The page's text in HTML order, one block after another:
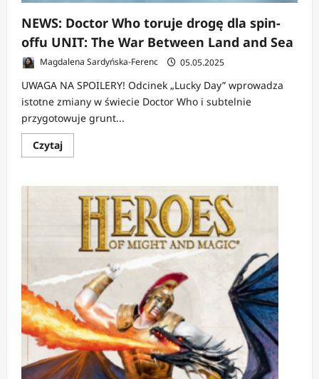
NEWS: Doctor Who toruje drogę dla spin-
offu UNIT: The War Between Land and Sea
Magdalena Sardyńska-Ferenc 05.05.2025
UWAGA NA SPOILERY! Odcinek „Lucky Day” wprowadza
istotne zmiany w świecie Doctor Who i subtelnie
przygotowuje grunt...
CzytajDowiedz
się
NEWS:
Doctor
Who
toruje
drogę
spin-
offu
The
War
Between
Land
and
Sea